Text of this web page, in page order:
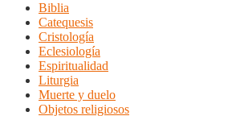
Biblia
Catequesis
Cristología
Eclesiología
Espiritualidad
Liturgia
Muerte y duelo
Objetos religiosos